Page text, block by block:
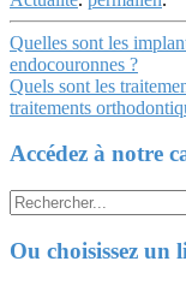
Navigation
Article
Quelles sont les
endocouronnes ?
Quels sont les
traitements
Accédez à notre
Search
for:
Ou choisissez un